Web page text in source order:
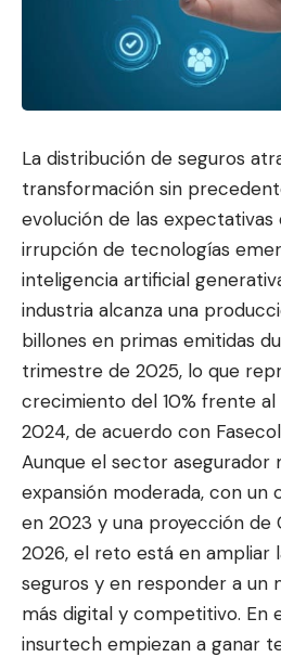
La distribución de seguros
transformación sin
evolución de las expectativas
irrupción de tecnologías
inteligencia artificial
industria alcanza una
billones en primas emitidas
trimestre de 2025, lo que
crecimiento del 10% frente
2024, de acuerdo con
Aunque el sector asegurador
expansión moderada, con un
en 2023 y una proyección de
2026, el reto está en ampliar
seguros y en responder a un
más digital y competitivo. En
insurtech empiezan a ganar